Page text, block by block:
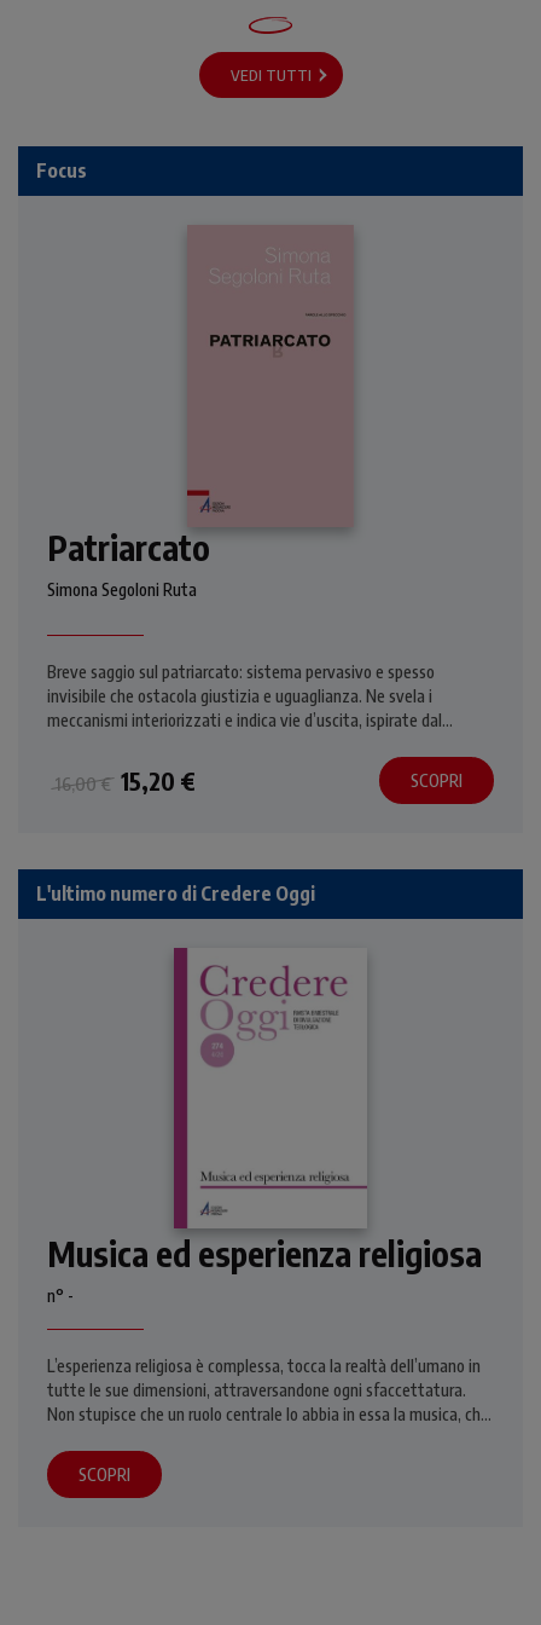
VEDI TUTTI
Focus
Patriarcato
Simona Segoloni Ruta
Breve saggio sul patriarcato: sistema pervasivo e spesso
invisibile che ostacola giustizia e uguaglianza. Ne svela i
meccanismi interiorizzati e indica vie d’uscita, ispirate dal
16,00 € 15,20 € SCOPRI
L'ultimo numero di Credere Oggi
Musica ed esperienza religiosa
n° -
L’esperienza religiosa è complessa, tocca la realtà dell’umano in
tutte le sue dimensioni, attraversandone ogni sfaccettatura.
Non stupisce che un ruolo centrale lo abbia in essa la musica, che
intensi e coinvolgenti. Basti pensare alla solennità del canto
gregoriano, alla forza testimoniale delle corali protestanti, alla
SCOPRI